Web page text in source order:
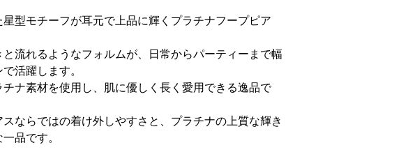
星型モチーフが耳元で上品に輝くプラチナフープピア
と流れるようなフォルムが、日常からパーティーまで幅
活躍します。
チナ素材を使用し、肌に優しく長く愛用できる逸品で
スならではの着け外しやすさと、プラチナの上質な輝き
品です。